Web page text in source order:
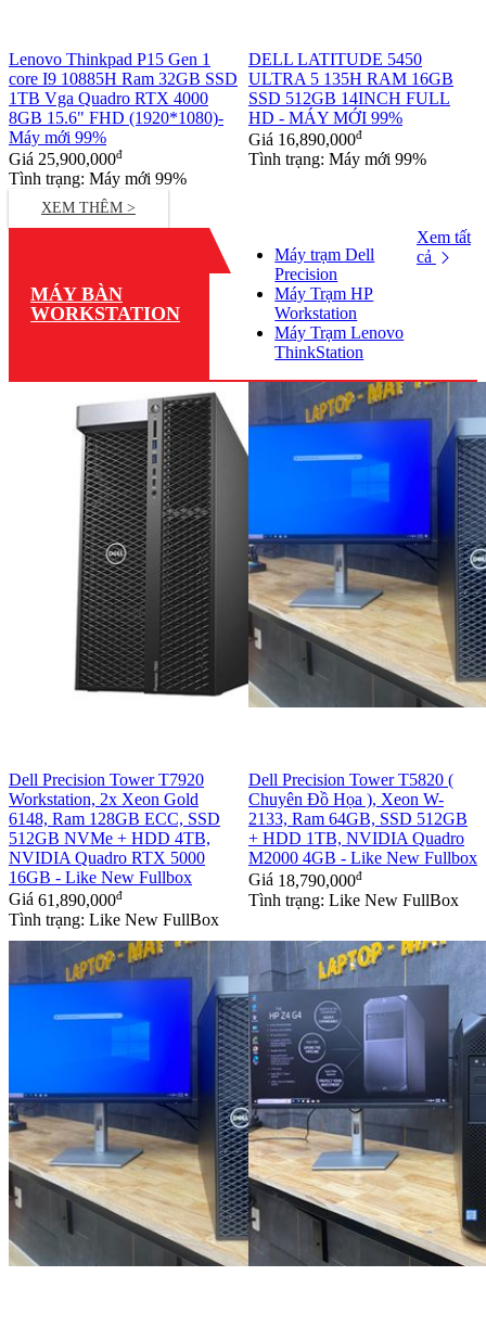
Lenovo Thinkpad P15 Gen 1
core I9 10885H Ram 32GB SSD
1TB Vga Quadro RTX 4000
8GB 15.6" FHD (1920*1080)-
Máy mới 99%
Giá 25,900,000đ
Tình trạng: Máy mới 99%
DELL LATITUDE 5450
ULTRA 5 135H RAM 16GB
SSD 512GB 14INCH FULL
HD - MÁY MỚI 99%
Giá 16,890,000đ
Tình trạng: Máy mới 99%
XEM THÊM >
MÁY BÀN
WORKSTATION
Máy trạm Dell
Precision
Máy Trạm HP
Workstation
Máy Trạm Lenovo
ThinkStation
Xem tất
cả
Dell Precision Tower T7920
Workstation, 2x Xeon Gold
6148, Ram 128GB ECC, SSD
512GB NVMe + HDD 4TB,
NVIDIA Quadro RTX 5000
16GB - Like New Fullbox
Giá 61,890,000đ
Tình trạng: Like New FullBox
Dell Precision Tower T5820 (
Chuyên Đồ Họa ), Xeon W-
2133, Ram 64GB, SSD 512GB
+ HDD 1TB, NVIDIA Quadro
M2000 4GB - Like New Fullbox
Giá 18,790,000đ
Tình trạng: Like New FullBox